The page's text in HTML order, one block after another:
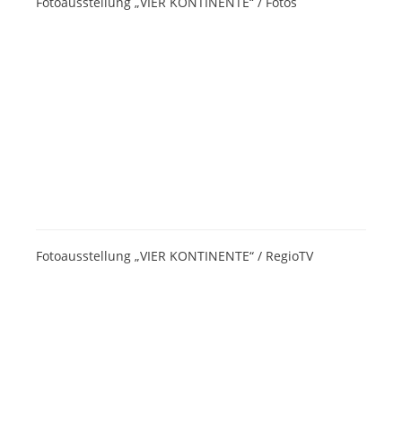
Fotoausstellung „VIER KONTINENTE“ / RegioTV